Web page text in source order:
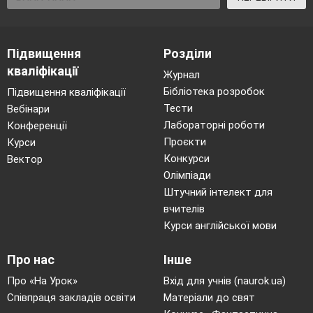
- Олешківські піски – найбільша пустеля
Європи, яка простягається на 160 тис. га.
- Пам’ятники Т.Г. Шевченку встановлено понад
у 1200 містах світу і за кількістю поступаються
лише Будді.
Отже, ми пишаємося тим, що ми – українці!
Гра «Склади пазл «Моя Україна»
Ви вже багато знаєте про Україну. А
скажіть, скільки областей має наша держава?
Давайте спробуємо зібрати пазл України.
Підвищення
кваліфікації
Підвищення кваліфікації
Вебінари
Конференції
Курси
Вектор
Розділи
Журнал
Бібліотека розробок
Тести
Лабораторні роботи
Проєкти
Конкурси
Олімпіади
Штучний інтелект для
вчителів
Курси англійської мови
Про нас
Про «На Урок»
Співпраця закладів освіти
Інше
Вхід для учнів (naurok.ua)
Матеріали до свят